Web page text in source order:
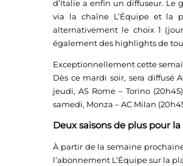
d’Italie a enfin un diffuseur. Le
via la chaîne L’Équipe et la
alternativement le choix 1
également des highlights de
Exceptionnellement cette
Dès ce mardi soir, sera diffusé
jeudi, AS Rome – Torino
samedi, Monza – AC Milan
Deux saisons de plus pour
À partir de la semaine
l’abonnement L’Équipe sur la